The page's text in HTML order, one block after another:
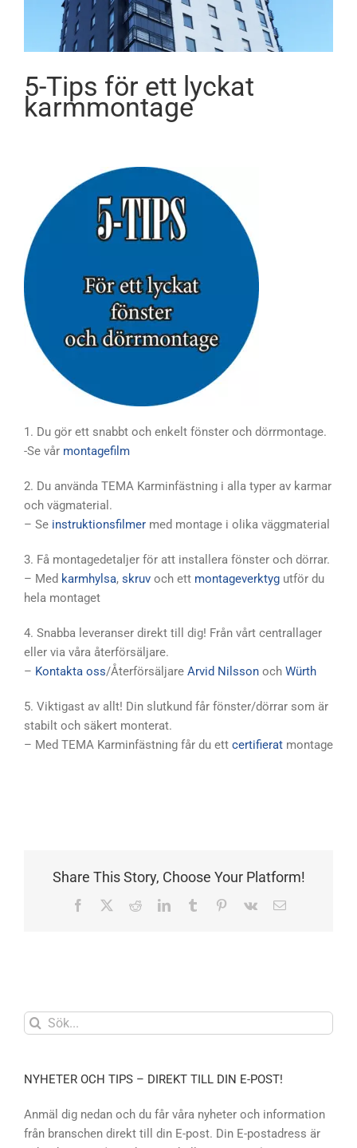
5-Tips för ett lyckat
karmmontage
1. Du gör ett snabbt och enkelt fönster och dörrmontage.
-Se vår montagefilm
2. Du använda TEMA Karminfästning i alla typer av karmar
och vägmaterial.
– Se instruktionsfilmer med montage i olika väggmaterial
3. Få montagedetaljer för att installera fönster och dörrar.
– Med karmhylsa, skruv och ett montageverktyg utför du
hela montaget
4. Snabba leveranser direkt till dig! Från vårt centrallager
eller via våra återförsäljare.
– Kontakta oss/Återförsäljare Arvid Nilsson och Würth
5. Viktigast av allt! Din slutkund får fönster/dörrar som är
stabilt och säkert monterat.
– Med TEMA Karminfästning får du ett certifierat montage
Share This Story, Choose Your Platform!
Facebook RedditLinkedInTumblr Pinterest
Vk
E-
Sök
efter:
NYHETER OCH TIPS – DIREKT TILL DIN E-POST!
Anmäl dig nedan och du får våra nyheter och information
från branschen direkt till din E-post. Din E-postadress är